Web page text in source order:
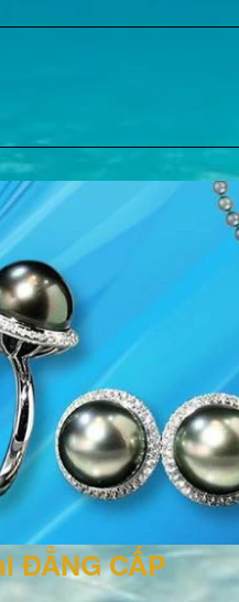
ĐẲNG CẤP